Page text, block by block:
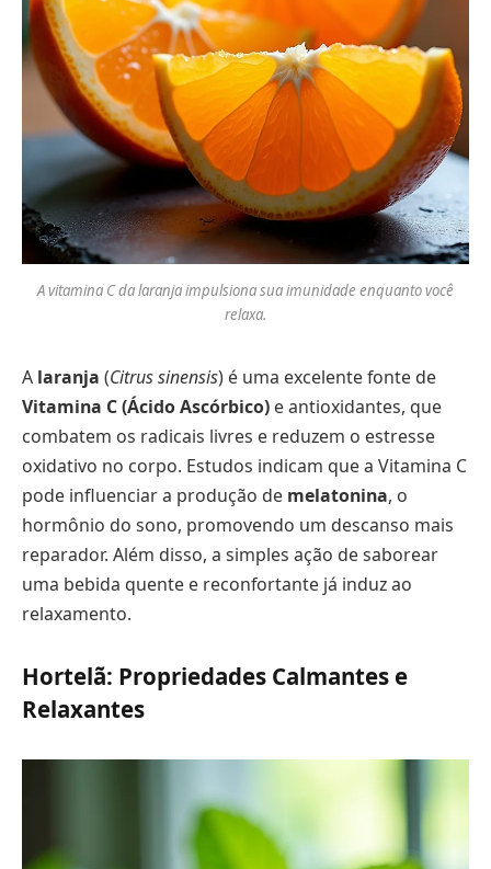
A vitamina C da laranja impulsiona sua imunidade enquanto você
relaxa.
A laranja (Citrus sinensis) é uma excelente fonte de
Vitamina C (Ácido Ascórbico) e antioxidantes, que
combatem os radicais livres e reduzem o estresse
oxidativo no corpo. Estudos indicam que a Vitamina C
pode influenciar a produção de melatonina, o
hormônio do sono, promovendo um descanso mais
reparador. Além disso, a simples ação de saborear
uma bebida quente e reconfortante já induz ao
relaxamento.
Hortelã: Propriedades Calmantes e
Relaxantes